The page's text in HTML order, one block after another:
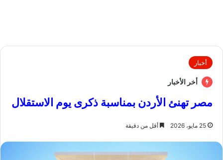
أخبار
أخر الأخبار
مصر تهنئ الأردن بمناسبة ذكرى يوم الاستقلال
25 مايو، 2026 أقل من دقيقة